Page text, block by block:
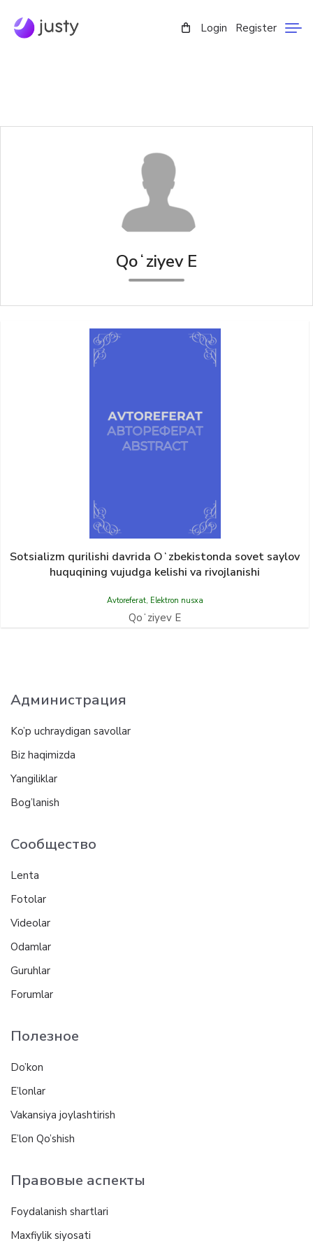
Login Register
Qoʻziyev E
Sotsializm qurilishi davrida Oʻzbekistonda sovet saylov
huquqining vujudga kelishi va rivojlanishi
Avtoreferat, Elektron nusxa
Qoʻziyev E
Администрация
Ko’p uchraydigan savollar
Biz haqimizda
Yangiliklar
Bog’lanish
Сообщество
Lenta
Fotolar
Videolar
Odamlar
Guruhlar
Forumlar
Полезное
Do’kon
E’lonlar
Vakansiya joylashtirish
E’lon Qo’shish
Правовые аспекты
Foydalanish shartlari
Maxfiylik siyosati